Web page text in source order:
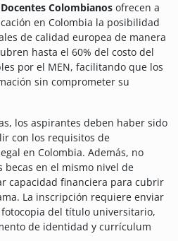
Colombianos ofrecen a
en Colombia la posibilidad
de calidad europea de manera
hasta el 60% del costo del
por el MEN, facilitando que los
sin comprometer su
los aspirantes deben haber sido
con los requisitos de
en Colombia. Además, no
en el mismo nivel de
capacidad financiera para cubrir
La inscripción requiere enviar
del título universitario,
de identidad y currículum